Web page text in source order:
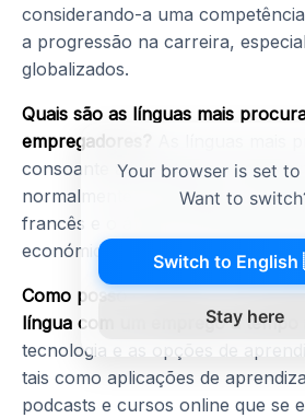
considerando-a uma
a progressão na carreira,
globalizados.
Quais são as línguas mais
empregadores?
As línguas mais
consoante a indústria e a região,
normalmente o mandarim, o
francês e o árabe, reflectindo as
económicas globais e as relações
Como posso conciliar a
língua com um emprego a tempo
tecnologia e as opções de
tais como aplicações de
podcasts e cursos online que se
Your browser is set to
Want to
Switch to
Stay here